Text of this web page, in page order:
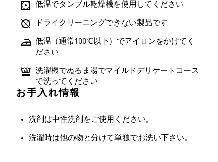
低温でタンブル乾燥機を使用してください
ドライクリーニングできない製品です
低温（通常100℃以下）でアイロンをかけてく
ださい
洗濯機でぬるま湯でマイルドデリケートコース
で洗ってください
お手入れ情報
洗剤は中性洗剤をご使用ください。
洗濯時は他の物と分けて単独でお洗い下さい。